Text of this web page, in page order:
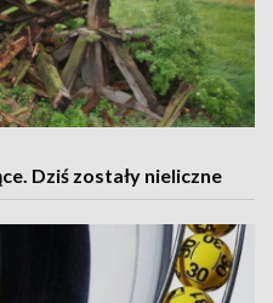
Dziś zostały nieliczne